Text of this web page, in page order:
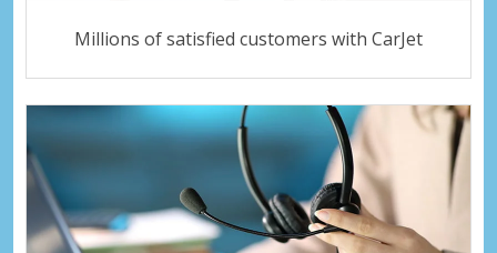
Millions of satisfied customers with CarJet